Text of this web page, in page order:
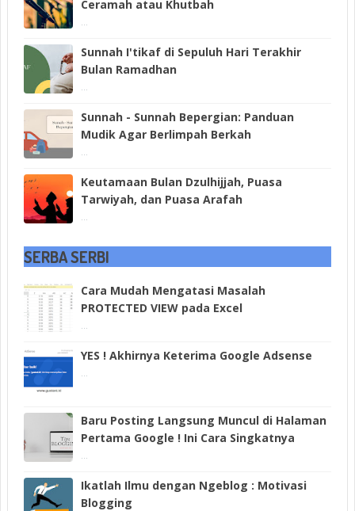
Ceramah atau Khutbah
Sunnah I'tikaf di Sepuluh Hari Terakhir
Bulan Ramadhan
Sunnah - Sunnah Bepergian: Panduan
Mudik Agar Berlimpah Berkah
Keutamaan Bulan Dzulhijjah, Puasa
Tarwiyah, dan Puasa Arafah
SERBA SERBI
Cara Mudah Mengatasi Masalah
PROTECTED VIEW pada Excel
YES ! Akhirnya Keterima Google Adsense
Baru Posting Langsung Muncul di Halaman
Pertama Google ! Ini Cara Singkatnya
Ikatlah Ilmu dengan Ngeblog : Motivasi
Blogging